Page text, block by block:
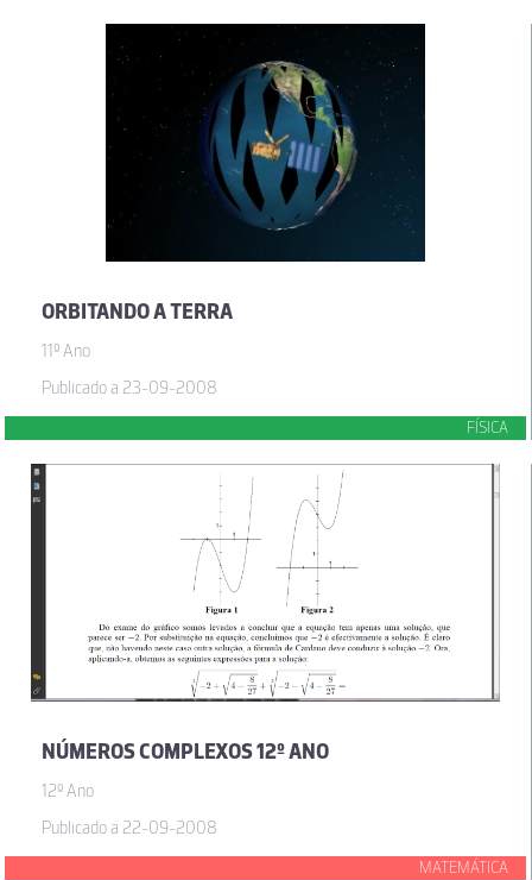
ORBITANDO A TERRA
11º Ano
Publicado a 23-09-2008
FÍSICA
NÚMEROS COMPLEXOS 12º ANO
12º Ano
Publicado a 22-09-2008
MATEMÁTICA